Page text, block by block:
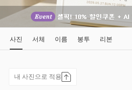
사진 서체 이름 봉투 리본
내 사진으로 적용